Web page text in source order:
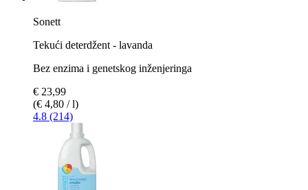
Sonett
Tekući deterdžent - lavanda
Bez enzima i genetskog inženjeringa
€ 23,99
(€ 4,80 / l)
4.8 (214)